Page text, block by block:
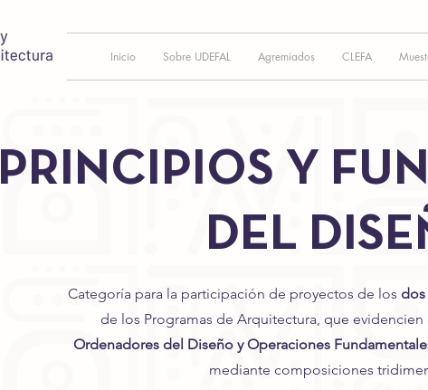
Inicio Sobre UDEFAL Agremiados CLEFA
PRINCIPIOS Y
DEL
Categoría para la participación de proyectos de los
de los Programas de Arquitectura, que
Ordenadores del Diseño y Operaciones
mediante composiciones